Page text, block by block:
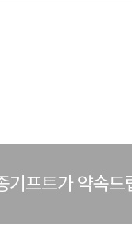
기프트가 약속드